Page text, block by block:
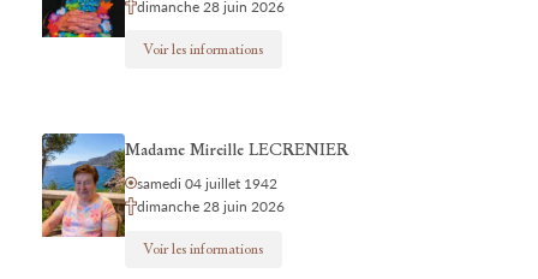
dimanche 28 juin 2026
Voir les informations
Madame Mireille LECRENIER
samedi 04 juillet 1942
dimanche 28 juin 2026
Voir les informations